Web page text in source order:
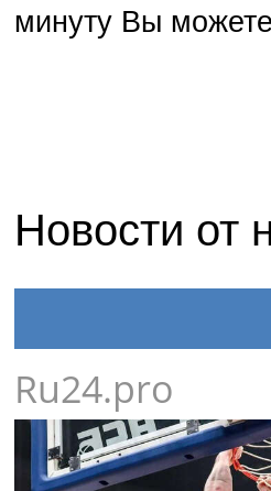
минуту Вы
Новости от
Ru24.pro